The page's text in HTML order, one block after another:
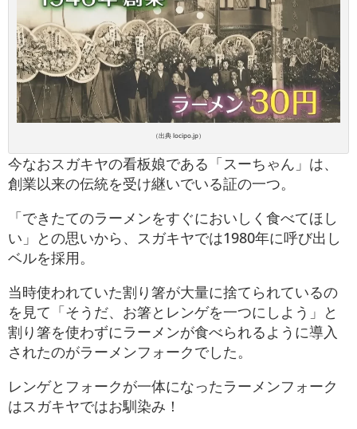
（出典 locipo.jp）
今なおスガキヤの看板娘である「スーちゃん」は、
創業以来の伝統を受け継いでいる証の一つ。
「できたてのラーメンをすぐにおいしく食べてほし
い」との思いから、スガキヤでは1980年に呼び出し
ベルを採用。
当時使われていた割り箸が大量に捨てられているの
を見て「そうだ、お箸とレンゲを一つにしよう」と
割り箸を使わずにラーメンが食べられるように導入
されたのがラーメンフォークでした。
レンゲとフォークが一体になったラーメンフォーク
はスガキヤではお馴染み！